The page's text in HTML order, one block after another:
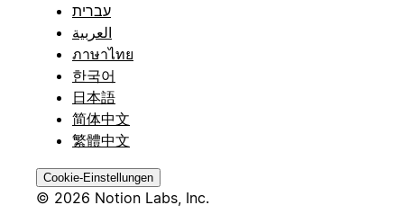
עברית
العربية
ภาษาไทย
한국어
日本語
简体中文
繁體中文
Cookie-Einstellungen
© 2026 Notion Labs, Inc.